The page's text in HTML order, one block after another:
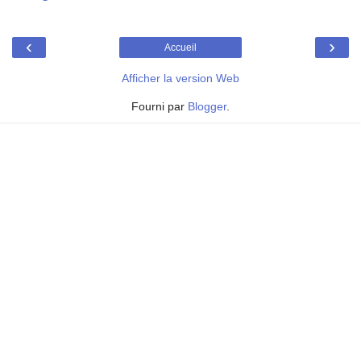
‹ ›
Accueil
Afficher la version Web
Fourni par Blogger.